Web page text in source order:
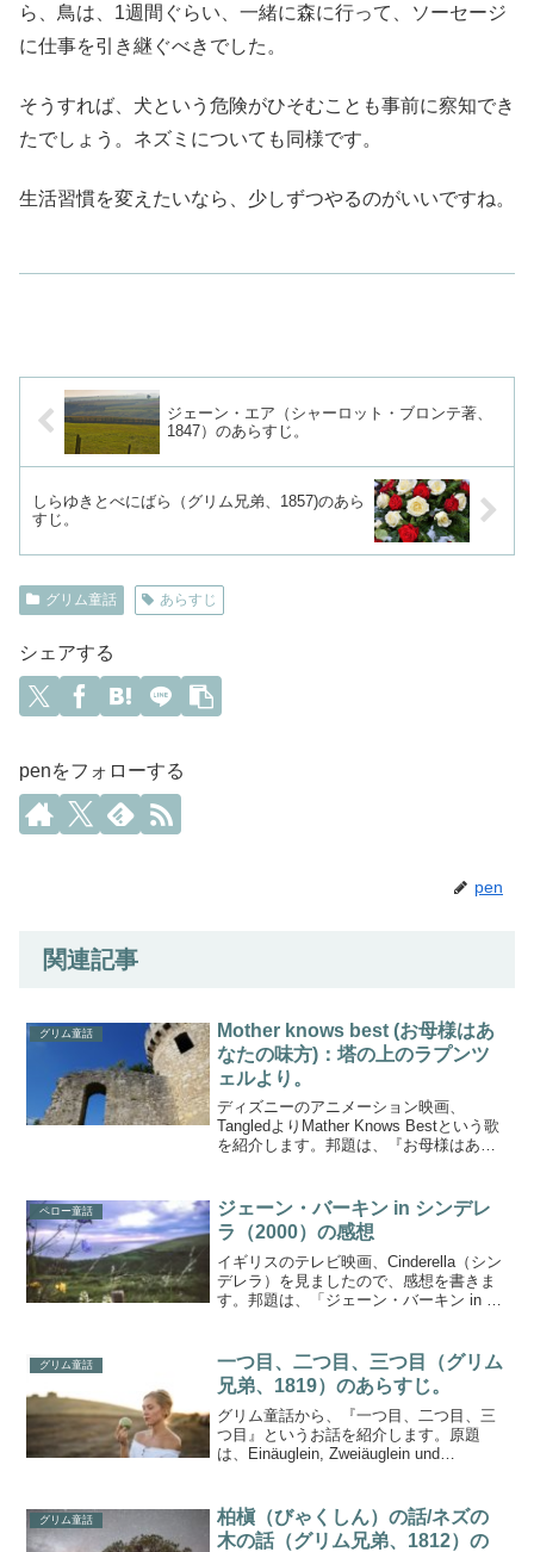
ら、鳥は、1週間ぐらい、一緒に森に行って、ソーセージ
に仕事を引き継ぐべきでした。
そうすれば、犬という危険がひそむことも事前に察知でき
たでしょう。ネズミについても同様です。
生活習慣を変えたいなら、少しずつやるのがいいですね。
ジェーン・エア（シャーロット・ブロンテ著、
1847）のあらすじ。
しらゆきとべにばら（グリム兄弟、1857)のあら
すじ。
グリム童話 あらすじ
シェアする
penをフォローする
pen
関連記事
グリム童話
Mother knows best (お母様はあ
なたの味方)：塔の上のラプンツ
ェルより。
ディズニーのアニメーション映画、
TangledよりMather Knows Bestという歌
を紹介します。邦題は、『お母様はあな
ーテルに言った時、ゴーテルが、「だめ
よ...
ペロー童話
ジェーン・バーキン in シンデレ
ラ（2000）の感想
イギリスのテレビ映画、Cinderella（シン
デレラ）を見ましたので、感想を書きま
す。邦題は、「ジェーン・バーキン in シ
マザーにあたる人魚みたいな魔法使い
（しかし...
グリム童話
一つ目、二つ目、三つ目（グリム
兄弟、1819）のあらすじ。
グリム童話から、『一つ目、二つ目、三
つ目』というお話を紹介します。原題
は、Einäuglein, Zweiäuglein und
グリム童話
柏槇（びゃくしん）の話/ネズの
木の話（グリム兄弟、1812）の